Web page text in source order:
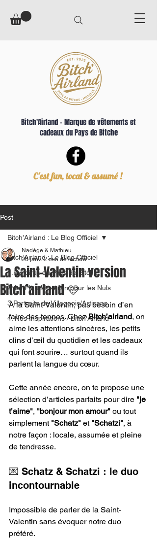
Bitch'Airland – Marque de vêtements et
cadeaux du Pays de Bitche
C'est fun, local & assumé !
Post
Bitch’Airland : Le Blog Officiel
1.Histoires du Pays de Bitche
2. Le Platt Mosellan pour les Nuls
3.Portraits de Villageois/Artisans
4. Nos Inspirations / Bitch'Airland
Bitch’Airland : Le Blog Officiel
La Saint-Valentin version
Bitch’airland 💛
Nadège & Mathieu
26 janv. 2 min de lecture
À la Saint-Valentin, pas besoin d’en
faire des tonnes. Chez Bitch’airland, on
aime les attentions sincères, les petits
clins d’œil du quotidien et les cadeaux
qui font sourire… surtout quand ils
parlent la langue du cœur.
Cette année encore, on te propose une
sélection d’articles parfaits pour dire "je
t’aime", "bonjour mon amour" ou tout
simplement "Schatz" et "Schatzi", à
notre façon : locale, assumée et pleine
de tendresse.
💌 Schatz & Schatzi : le duo
incontournable
Impossible de parler de la Saint-
Valentin sans évoquer notre duo
préféré.